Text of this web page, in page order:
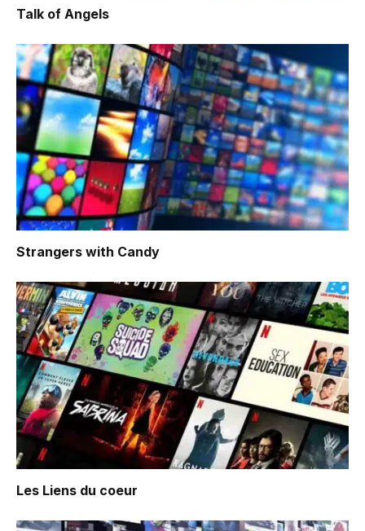
Talk of Angels
Strangers with Candy
Les Liens du coeur